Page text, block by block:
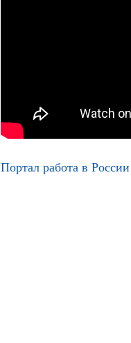
Портал работа в России